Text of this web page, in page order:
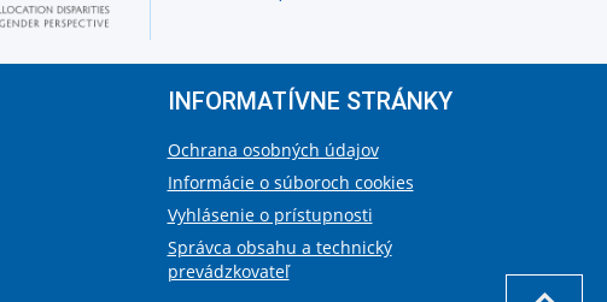
INFORMATÍVNE STRÁNKY
Ochrana osobných údajov
Informácie o súboroch cookies
Vyhlásenie o prístupnosti
Správca obsahu a technický
prevádzkovateľ